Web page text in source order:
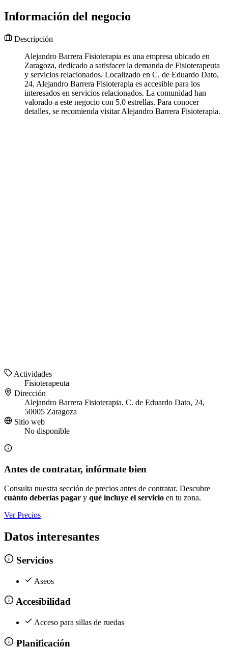
Información del negocio
Descripción
Alejandro Barrera Fisioterapia es una empresa ubicado en
Zaragoza, dedicado a satisfacer la demanda de Fisioterapeuta
y servicios relacionados. Localizado en C. de Eduardo Dato,
24, Alejandro Barrera Fisioterapia es accesible para los
interesados en servicios relacionados. La comunidad han
valorado a este negocio con 5.0 estrellas. Para conocer
detalles, se recomienda visitar Alejandro Barrera Fisioterapia.
Actividades
Fisioterapeuta
Dirección
Alejandro Barrera Fisioterapia, C. de Eduardo Dato, 24,
50005 Zaragoza
Sitio web
No disponible
Antes de contratar, infórmate bien
Consulta nuestra sección de precios antes de contratar. Descubre
cuánto deberías pagar y qué incluye el servicio en tu zona.
Ver Precios
Datos interesantes
Servicios
Aseos
Accesibilidad
Acceso para sillas de ruedas
Planificación